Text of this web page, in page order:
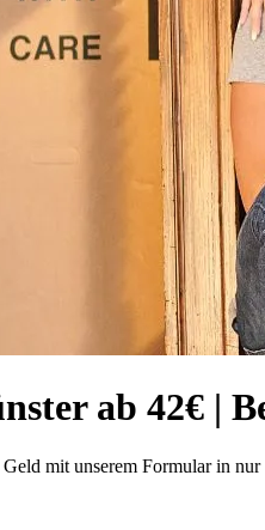
ab 42€ |
mit unserem Formular in